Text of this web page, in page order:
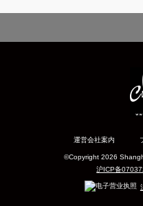
運営会社案内
©Copyright 2026
沪ICP备